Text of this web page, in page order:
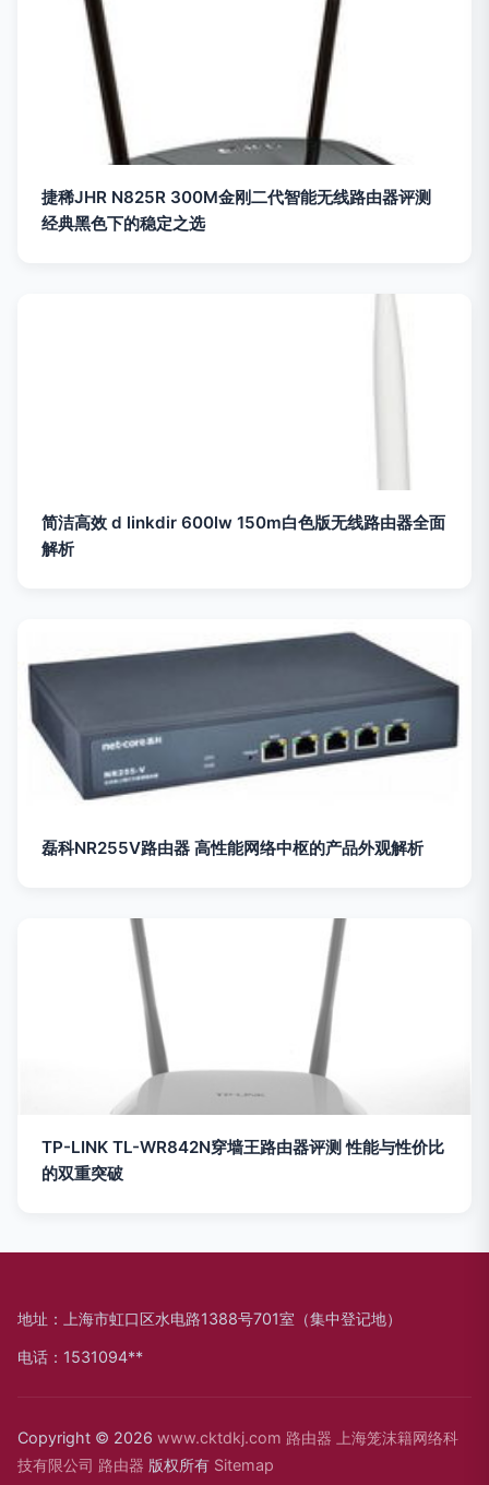
捷稀JHR N825R 300M金刚二代智能无线路由器评测
经典黑色下的稳定之选
简洁高效 d linkdir 600lw 150m白色版无线路由器全面
解析
磊科NR255V路由器 高性能网络中枢的产品外观解析
TP-LINK TL-WR842N穿墙王路由器评测 性能与性价比
的双重突破
地址：上海市虹口区水电路1388号701室（集中登记地）
电话：1531094**
Copyright © 2026 www.cktdkj.com 路由器
上海笼沫籍网络科
技有限公司 路由器 版权所有 Sitemap